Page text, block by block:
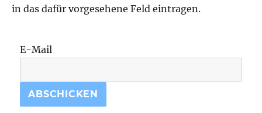
in das dafür vorgesehene Feld eintragen.
E-Mail